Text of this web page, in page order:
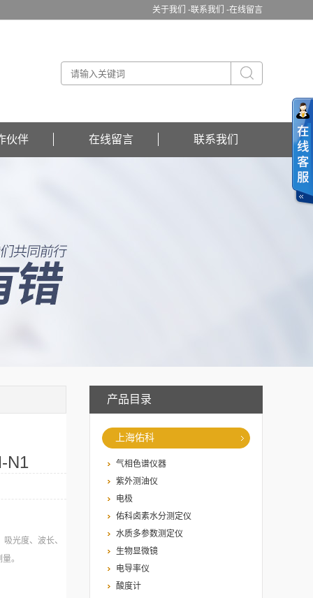
关于我们 -联系我们 -在线留言
伙伴 在线留言 联系我们
产品目录
上海佑科
气相色谱仪器
紫外测油仪
电极
佑科卤素水分测定仪
水质多参数测定仪
生物显微镜
电导率仪
酸度计
N1
光度、波长、
。